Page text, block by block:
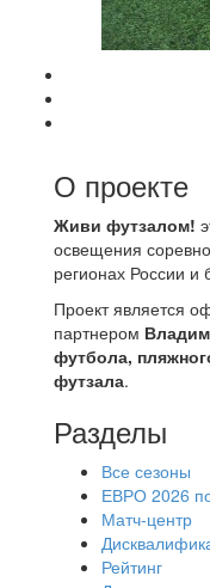
О проекте
Живи футзалом!
освещения
регионах России и
Проект является
партнером
футбола,
футзала.
Разделы
Все сезоны
ЕВРО 2026
Матч-центр
Рейтинг